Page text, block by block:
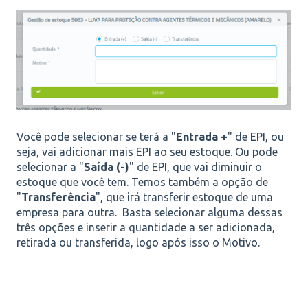
Você pode selecionar se terá a "Entrada +" de EPI, ou
seja, vai adicionar mais EPI ao seu estoque. Ou pode
selecionar a "Saída (-)" de EPI, que vai diminuir o
estoque que você tem. Temos também a opção de
"Transferência", que irá transferir estoque de uma
empresa para outra. Basta selecionar alguma dessas
três opções e inserir a quantidade a ser adicionada,
retirada ou transferida, logo após isso o Motivo.